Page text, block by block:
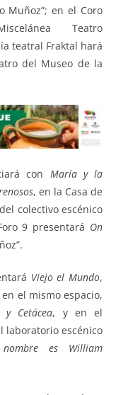
Muñoz”; en el Coro
Teatro
teatral Fraktal hará
del Museo de la
con María y la
, en la Casa de
colectivo escénico
9 presentará On
Viejo el Mundo,
el mismo espacio,
y Cetácea, y en el
laboratorio escénico
es William